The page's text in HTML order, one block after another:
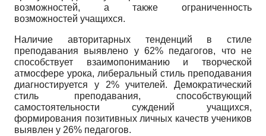
возможностей, а также ограниченность
возможностей учащихся.
Наличие авторитарных тенденций в стиле
преподавания выявлено у 62% педагогов, что не
способствует взаимопониманию и творческой
атмосфере урока, либеральный стиль преподавания
диагностируется у 2% учителей. Демократический
стиль преподавания, способствующий
самостоятельности суждений учащихся,
формирования позитивных личных качеств учеников
выявлен у 26% педагогов.